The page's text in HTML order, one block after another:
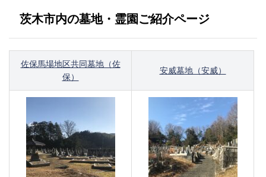
茨木市内の墓地・霊園ご紹介ページ
佐保馬場地区共同墓地（佐
保）
安威墓地（安威）